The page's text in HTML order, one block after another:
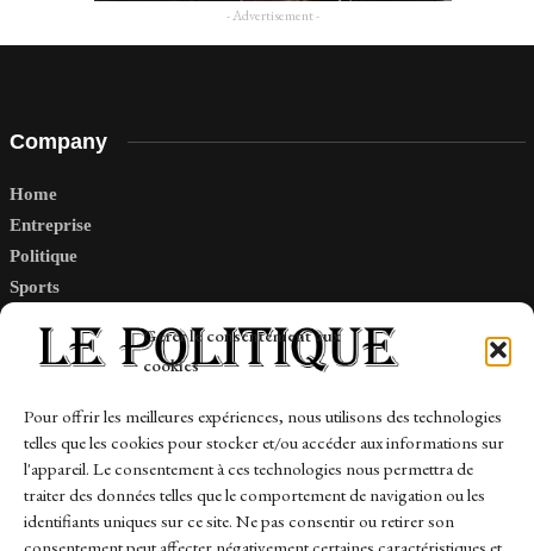
Gérer le consentement aux
cookies
Pour offrir les meilleures expériences, nous utilisons des technologies
telles que les cookies pour stocker et/ou accéder aux informations sur
l'appareil. Le consentement à ces technologies nous permettra de
traiter des données telles que le comportement de navigation ou les
identifiants uniques sur ce site. Ne pas consentir ou retirer son
- Advertisement -
Company
Home
Entreprise
Politique
Sports
Links
Contact
Sitemap